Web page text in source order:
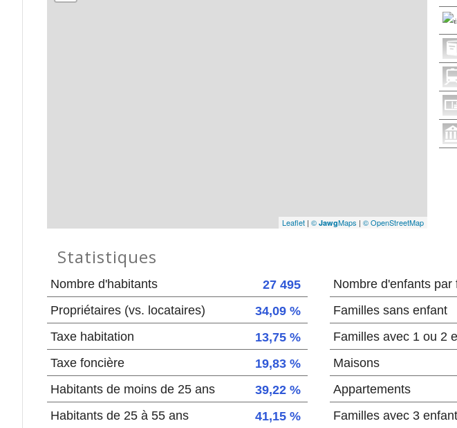
Leaflet |©JawgMaps |© OpenStreetMap
Statistiques
Nombre d'habitants
27 495
Propriétaires (vs. locataires)
34,09 %
Taxe habitation
13,75 %
Taxe foncière
19,83 %
Habitants de moins de 25 ans
39,22 %
Habitants de 25 à 55 ans
41,15 %
Nombre d'enfants par
Familles sans enfant
Familles avec 1 ou 2
Maisons
Appartements
Familles avec 3